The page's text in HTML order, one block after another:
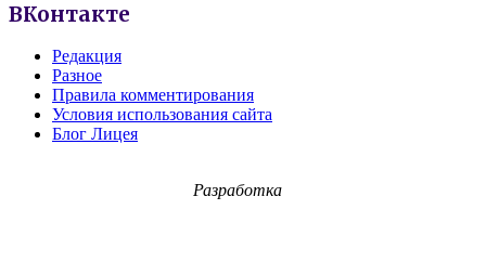
ВКонтакте
Редакция
Разное
Правила комментирования
Условия использования сайта
Блог Лицея
Разработка